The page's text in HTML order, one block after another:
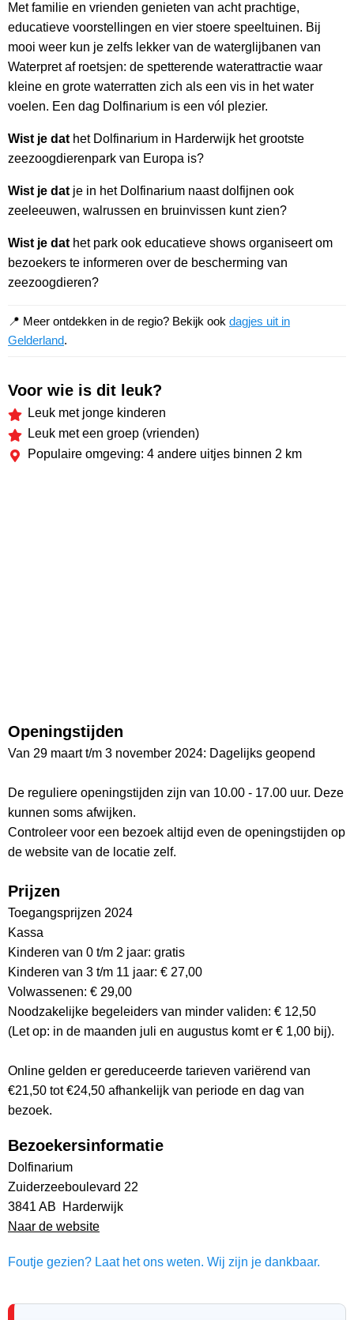
Met familie en vrienden genieten van acht prachtige,
educatieve voorstellingen en vier stoere speeltuinen. Bij
mooi weer kun je zelfs lekker van de waterglijbanen van
Waterpret af roetsjen: de spetterende waterattractie waar
kleine en grote waterratten zich als een vis in het water
voelen. Een dag Dolfinarium is een vól plezier.
Wist je dat het Dolfinarium in Harderwijk het grootste
zeezoogdierenpark van Europa is?
Wist je dat je in het Dolfinarium naast dolfijnen ook
zeeleeuwen, walrussen en bruinvissen kunt zien?
Wist je dat het park ook educatieve shows organiseert om
bezoekers te informeren over de bescherming van
zeezoogdieren?
📍 Meer ontdekken in de regio? Bekijk ook dagjes uit in
Gelderland.
Voor wie is dit leuk?
Leuk met jonge kinderen
Leuk met een groep (vrienden)
Populaire omgeving: 4 andere uitjes binnen 2 km
Openingstijden
Van 29 maart t/m 3 november 2024: Dagelijks geopend
De reguliere openingstijden zijn van 10.00 - 17.00 uur. Deze
kunnen soms afwijken.
Controleer voor een bezoek altijd even de openingstijden op
de website van de locatie zelf.
Prijzen
Toegangsprijzen 2024
Kassa
Kinderen van 0 t/m 2 jaar: gratis
Kinderen van 3 t/m 11 jaar: € 27,00
Volwassenen: € 29,00
Noodzakelijke begeleiders van minder validen: € 12,50
(Let op: in de maanden juli en augustus komt er € 1,00 bij).
Online gelden er gereduceerde tarieven variërend van
€21,50 tot €24,50 afhankelijk van periode en dag van
bezoek.
Bezoekersinformatie
Dolfinarium
Zuiderzeeboulevard 22
3841 AB Harderwijk
Naar de website
Foutje gezien? Laat het ons weten. Wij zijn je dankbaar.